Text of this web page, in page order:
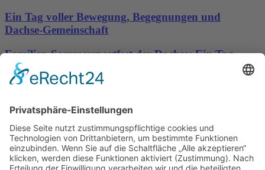
Ein Tag voller Bewegung, Begegnungen und
Dachse-Gemeinschaft
Familien-Sommersportfest der Dachse: Ein Tag
voller Bewegung, Spaß und Gemeinschaft
Technischer Administrator: Silvio Osowsky
Tage
Stunden
Minuten